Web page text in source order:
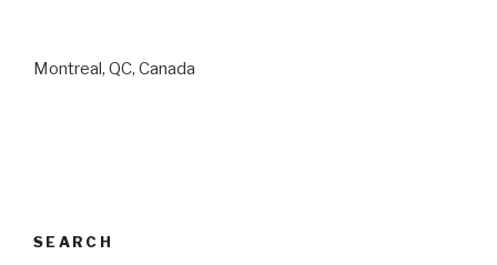
Montreal, QC, Canada
SEARCH